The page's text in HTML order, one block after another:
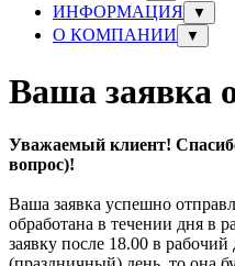
ИНФОРМАЦИЯ ▼
О КОМПАНИИ ▼
Ваша заявка
Уважаемый клиент!
вопрос)!
Ваша заявка успешно
обработана в течении дня в
заявку после 18.00 в